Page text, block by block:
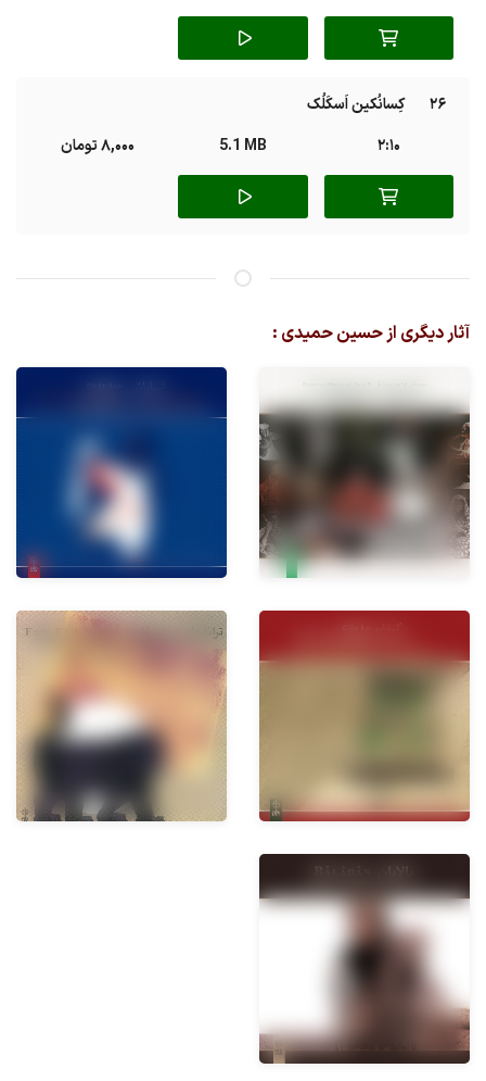
26
کِسانُکین اَسکَلُک
2:10
5.1 MB 8,000 تومان
آثار دیگری از حسین حمیدی :